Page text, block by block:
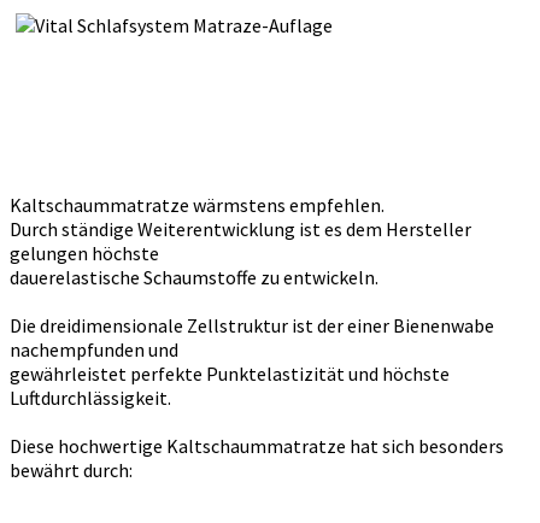
Kaltschaummatratze wärmstens empfehlen.
Durch ständige Weiterentwicklung ist es dem Hersteller
gelungen höchste
dauerelastische Schaumstoffe zu entwickeln.
Die dreidimensionale Zellstruktur ist der einer Bienenwabe
nachempfunden und
gewährleistet perfekte Punktelastizität und höchste
Luftdurchlässigkeit.
Diese hochwertige Kaltschaummatratze hat sich besonders
bewährt durch: